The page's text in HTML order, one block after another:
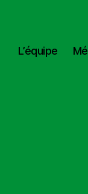
L’équipe